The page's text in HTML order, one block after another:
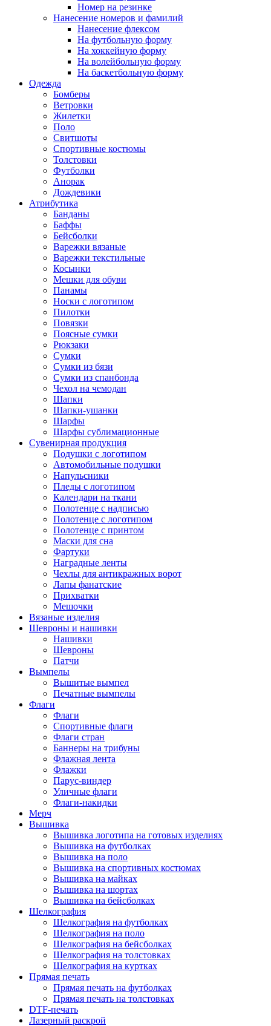
Номер на резинке
Нанесение номеров и фамилий
Нанесение флексом
На футбольную форму
На хоккейную форму
На волейбольную форму
На баскетбольную форму
Одежда
Бомберы
Ветровки
Жилетки
Поло
Свитшоты
Спортивные костюмы
Толстовки
Футболки
Анорак
Дождевики
Атрибутика
Банданы
Баффы
Бейсболки
Варежки вязаные
Варежки текстильные
Косынки
Мешки для обуви
Панамы
Носки с логотипом
Пилотки
Повязки
Поясные сумки
Рюкзаки
Сумки
Сумки из бязи
Сумки из спанбонда
Чехол на чемодан
Шапки
Шапки-ушанки
Шарфы
Шарфы сублимационные
Сувенирная продукция
Подушки с логотипом
Автомобильные подушки
Напульсники
Пледы с логотипом
Календари на ткани
Полотенце с надписью
Полотенце с логотипом
Полотенце с принтом
Маски для сна
Фартуки
Наградные ленты
Чехлы для антикражных ворот
Лапы фанатские
Прихватки
Мешочки
Вязаные изделия
Шевроны и нашивки
Нашивки
Шевроны
Патчи
Вымпелы
Вышитые вымпел
Печатные вымпелы
Флаги
Флаги
Спортивные флаги
Флаги стран
Баннеры на трибуны
Флажная лента
Флажки
Парус-виндер
Уличные флаги
Флаги-накидки
Мерч
Вышивка
Вышивка логотипа на готовых изделиях
Вышивка на футболках
Вышивка на поло
Вышивка на спортивных костюмах
Вышивка на майках
Вышивка на шортах
Вышивка на бейсболках
Шелкография
Шелкография на футболках
Шелкография на поло
Шелкография на бейсболках
Шелкография на толстовках
Шелкография на куртках
Прямая печать
Прямая печать на футболках
Прямая печать на толстовках
DTF-печать
Лазерный раскрой